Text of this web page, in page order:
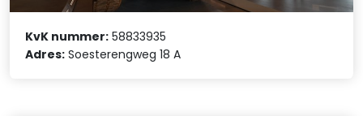
KvK nummer: 58833935
Adres: Soesterengweg 18 A